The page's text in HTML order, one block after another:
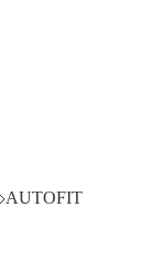
AUTOFIT